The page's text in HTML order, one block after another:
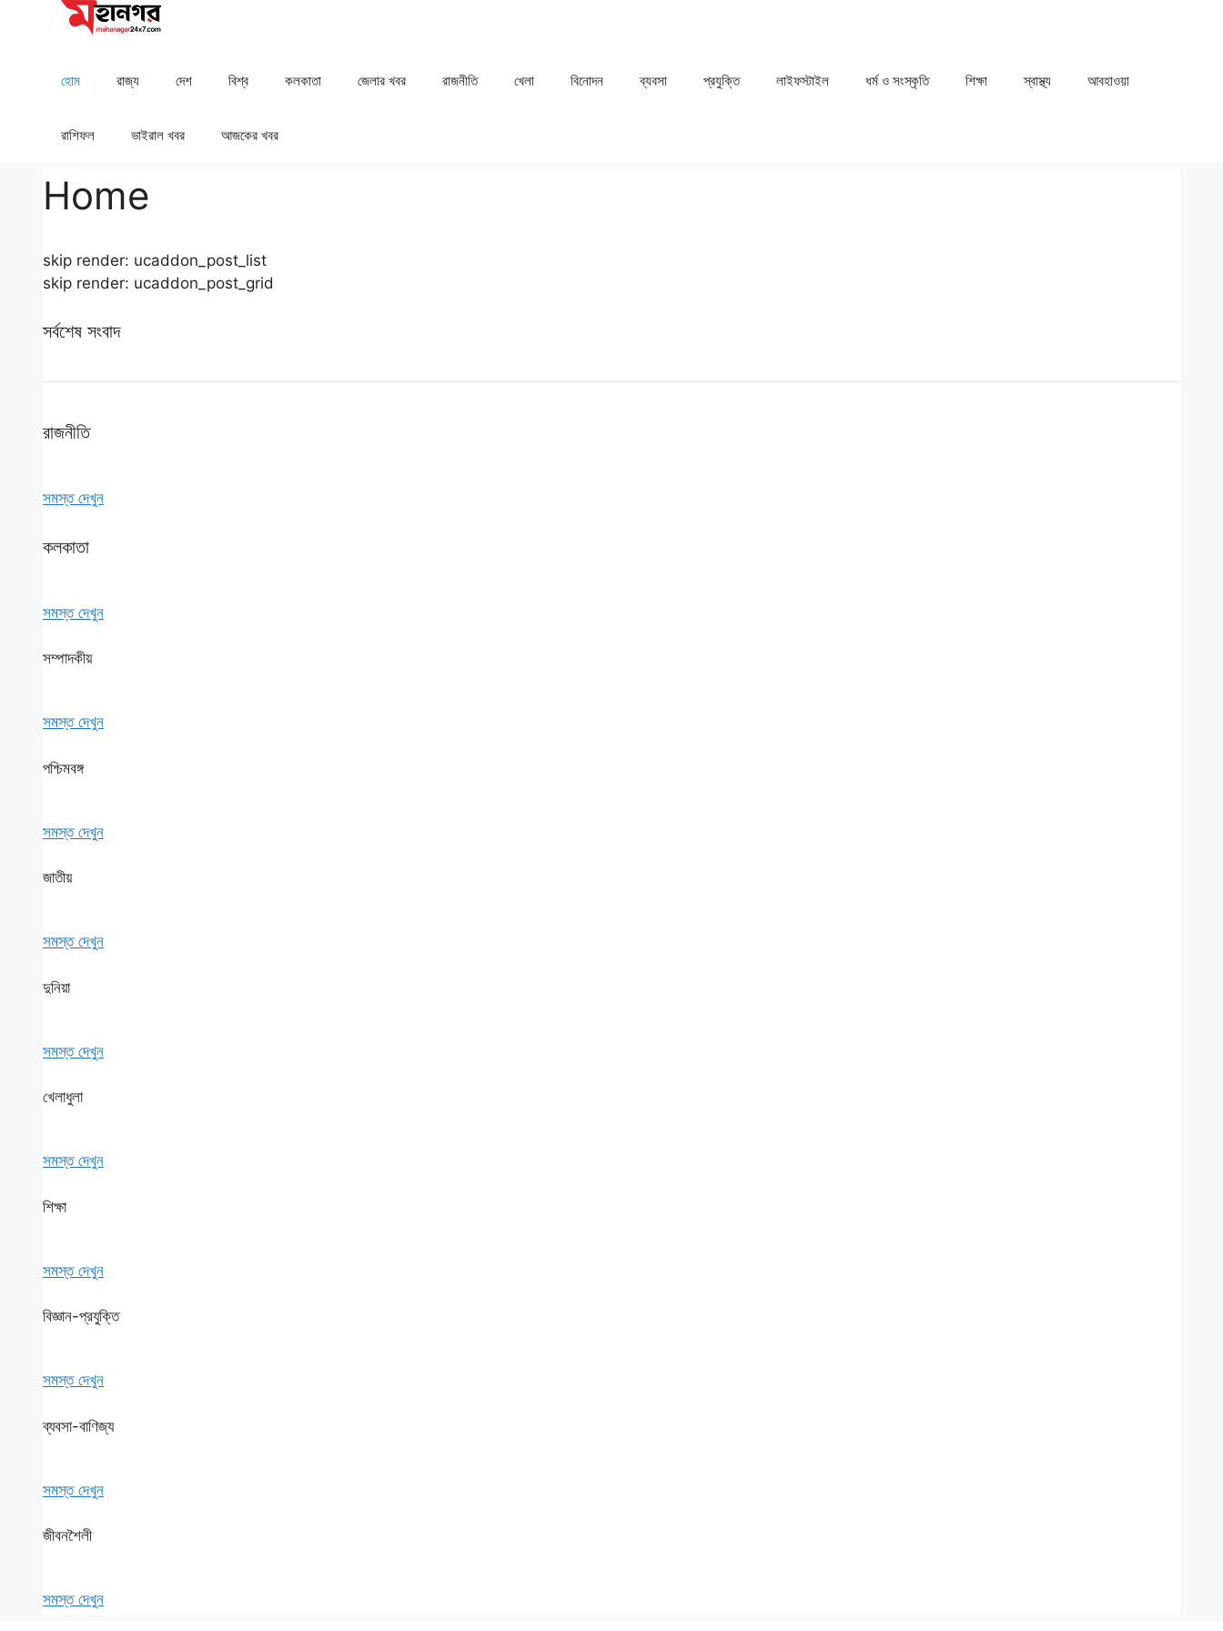
হোম রাজ্য দেশ ⁠বিশ্ব কলকাতা ⁠⁠জেলার খবর রাজনীতি খেলা ⁠বিনোদন ব্যবসা প্রযুক্তি লাইফস্টাইল ধর্ম ও সংস্কৃতি ⁠⁠শিক্ষা ⁠⁠স্বাস্থ্য ⁠⁠আবহাওয়া
রাশিফল ⁠⁠ভাইরাল খবর আজকের খবর
Home
skip render: ucaddon_post_list
skip render: ucaddon_post_grid
সর্বশেষ সংবাদ
রাজনীতি
সমস্ত দেখুন
কলকাতা
সমস্ত দেখুন
সম্পাদকীয়
সমস্ত দেখুন
পশ্চিমবঙ্গ
সমস্ত দেখুন
জাতীয়
সমস্ত দেখুন
দুনিয়া
সমস্ত দেখুন
খেলাধুলা
সমস্ত দেখুন
শিক্ষা
সমস্ত দেখুন
বিজ্ঞান-প্রযুক্তি
সমস্ত দেখুন
ব্যবসা-বাণিজ্য
সমস্ত দেখুন
জীবনশৈলী
সমস্ত দেখুন